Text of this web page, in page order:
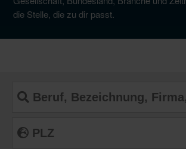
die Stelle, die zu dir passt.